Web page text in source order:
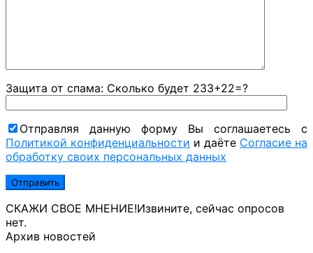
Защита от спама: Сколько будет 233+22=?
Отправляя данную форму Вы соглашаетесь с
Политикой конфиденциальности и даёте Согласие на
обработку своих персональных данных
СКАЖИ СВОЕ МНЕНИЕ!Извините, сейчас опросов
нет.
Архив новостей